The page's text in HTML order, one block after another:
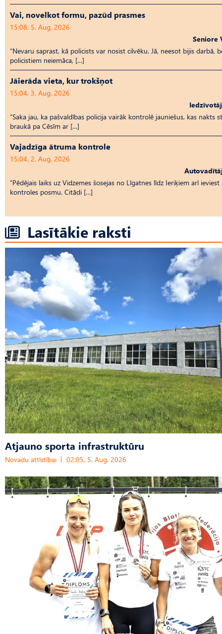
Vai, novelkot formu, pazūd prasmes
15:08, 5. Aug, 2026
Seniore
“Nevaru saprast, kā policists var nosist cilvēku. Jā, neesot bijis darbā,
policistiem neiemāca, […]
Jāierāda vieta, kur trokšņot
15:04, 3. Aug, 2026
“Saka jau, ka pašvaldības policija vairāk kontrolē jauniešus, kas nakts
braukā pa Cēsīm ar […]
Vajadzīga ātruma kontrole
15:04, 2. Aug, 2026
“Pēdējais laiks uz Vid­ze­mes šosejas no Līgatnes līdz Ieriķiem arī
kontroles posmu. Citādi […]
Lasītākie raksti
Atjauno sporta infrastruktūru
Novadu attīstībai 02:05, 5. Aug, 2026